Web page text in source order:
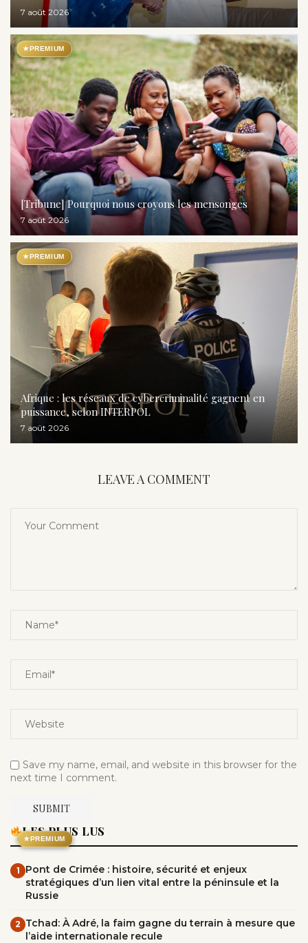
7 août 2026
★PREMIUM
[Tribune] Pourquoi nous croyons les mensonges
7 août 2026
★PREMIUM
Afrique : les réseaux de cybercriminalité gagnent en
puissance, selon INTERPOL
7 août 2026
LEAVE A COMMENT
Save my name, email, and website in this browser for the
next time I comment.
★PREMIUM
LES PLUS LUS
1
Pont de Crimée : histoire, sécurité et enjeux
stratégiques d’un lien vital entre la péninsule et la
Russie
2 Tchad: À Adré, la faim gagne du terrain à mesure que
l’aide internationale recule